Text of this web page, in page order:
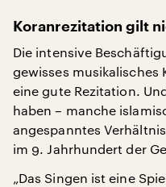
Koranrezitation gilt
Die intensive
gewisses musikalisches
eine gute Rezitation.
haben – manche
angespanntes
im 9. Jahrhundert der
„Das Singen ist eine